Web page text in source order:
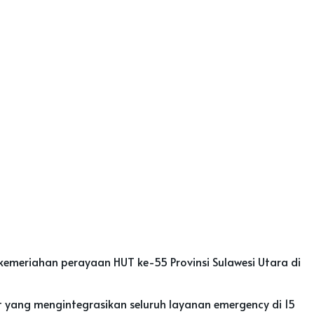
perayaan HUT ke-55 Provinsi Sulawesi Utara di
mengintegrasikan seluruh layanan emergency di 15